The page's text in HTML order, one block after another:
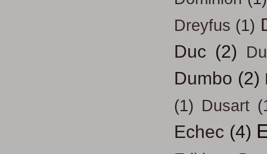
Dreyfus (1)
Duc (2)
Dumbo (2)
(1) Dusart
Echec (4)